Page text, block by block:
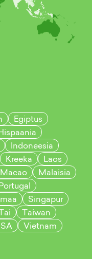
Egiptus
Indoneesia
Kreeka
Laos
Macao
Malaisia
Singapur
Taiwan
Vietnam